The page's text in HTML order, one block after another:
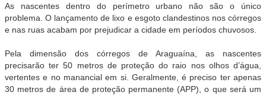
As nascentes dentro do perímetro urbano não são o único
problema. O lançamento de lixo e esgoto clandestinos nos córregos
e nas ruas acabam por prejudicar a cidade em períodos chuvosos.
Pela dimensão dos córregos de Araguaína, as nascentes
precisarão ter 50 metros de proteção do raio nos olhos d’água,
vertentes e no manancial em si. Geralmente, é preciso ter apenas
30 metros de área de proteção permanente (APP), o que será um